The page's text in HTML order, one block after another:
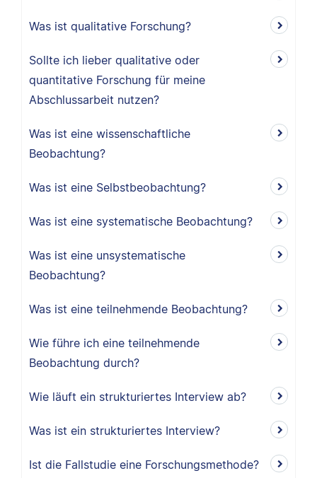
Was ist qualitative Forschung?
Sollte ich lieber qualitative oder
quantitative Forschung für meine
Abschlussarbeit nutzen?
Was ist eine wissenschaftliche
Beobachtung?
Was ist eine Selbstbeobachtung?
Was ist eine systematische Beobachtung?
Was ist eine unsystematische
Beobachtung?
Was ist eine teilnehmende Beobachtung?
Wie führe ich eine teilnehmende
Beobachtung durch?
Wie läuft ein strukturiertes Interview ab?
Was ist ein strukturiertes Interview?
Ist die Fallstudie eine Forschungsmethode?